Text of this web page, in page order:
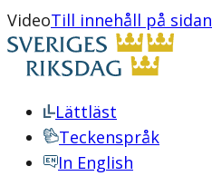
VideoTill innehåll på sidan
Lättläst
Teckenspråk
In English